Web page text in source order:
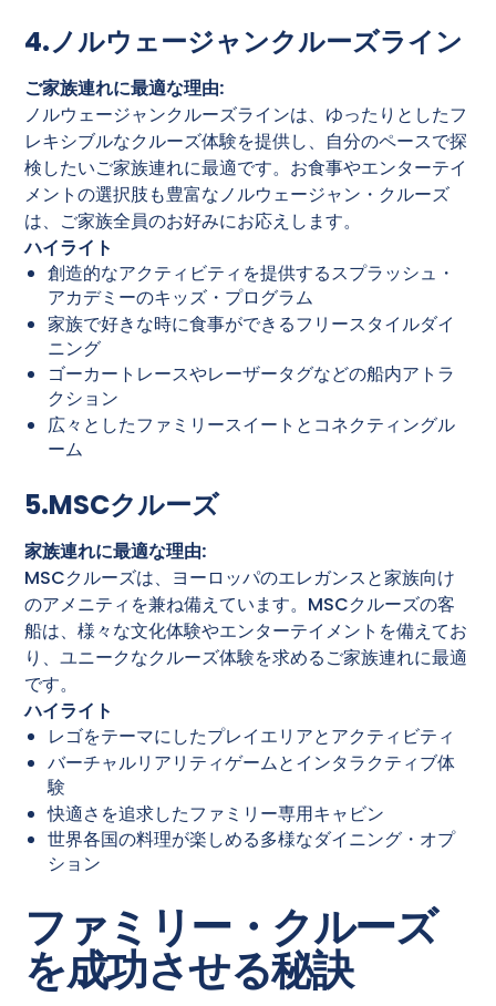
4.ノルウェージャンクルーズライン
ご家族連れに最適な理由:
ノルウェージャンクルーズラインは、ゆったりとしたフ
レキシブルなクルーズ体験を提供し、自分のペースで探
検したいご家族連れに最適です。お食事やエンターテイ
メントの選択肢も豊富なノルウェージャン・クルーズ
は、ご家族全員のお好みにお応えします。
ハイライト
創造的なアクティビティを提供するスプラッシュ・
アカデミーのキッズ・プログラム
家族で好きな時に食事ができるフリースタイルダイ
ニング
ゴーカートレースやレーザータグなどの船内アトラ
クション
広々としたファミリースイートとコネクティングル
ーム
5.MSCクルーズ
家族連れに最適な理由:
MSCクルーズは、ヨーロッパのエレガンスと家族向け
のアメニティを兼ね備えています。MSCクルーズの客
船は、様々な文化体験やエンターテイメントを備えてお
り、ユニークなクルーズ体験を求めるご家族連れに最適
です。
ハイライト
レゴをテーマにしたプレイエリアとアクティビティ
バーチャルリアリティゲームとインタラクティブ体
験
快適さを追求したファミリー専用キャビン
世界各国の料理が楽しめる多様なダイニング・オプ
ション
ファミリー・クルーズ
を成功させる秘訣